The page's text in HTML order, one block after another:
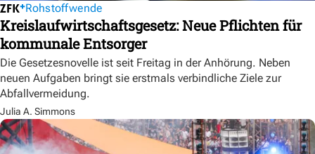
Rohstoffwende
Kreislaufwirtschaftsgesetz: Neue Pflichten für
kommunale Entsorger
Die Gesetzesnovelle ist seit Freitag in der Anhörung. Neben
neuen Aufgaben bringt sie erstmals verbindliche Ziele zur
Abfallvermeidung.
Julia A. Simmons